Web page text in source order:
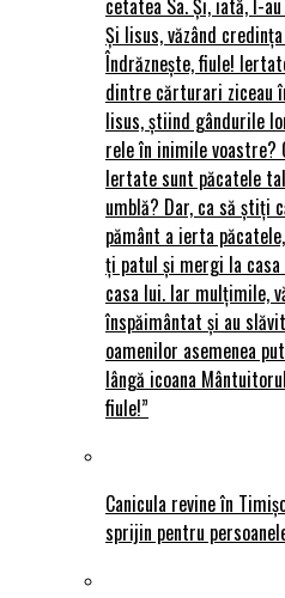
cetatea Sa. Și, iată, I-
Și Iisus, văzând
Îndrăznește, fiule!
dintre cărturari ziceau
Iisus, știind gândurile
rele în inimile voastre?
Iertate sunt păcatele
umblă? Dar, ca să știți
pământ a ierta
ți patul și mergi la
casa lui. Iar mulțimile,
înspăimântat și au
oamenilor asemenea
lângă icoana
fiule!”
Canicula revine în
sprijin pentru